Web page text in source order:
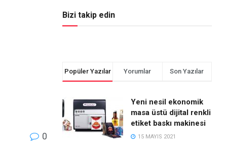
0
Bizi takip edin
Popüler Yazılar Yorumlar Son Yazılar
Yeni nesil ekonomik
masa üstü dijital renkli
etiket baskı makinesi
15 MAYIS 2021